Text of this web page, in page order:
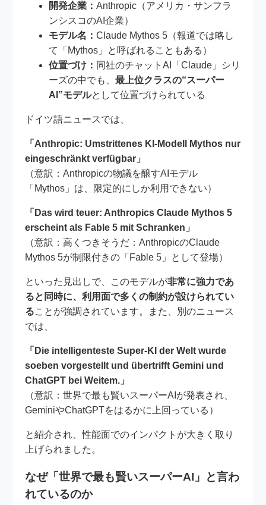
開発企業：Anthropic（アメリカ・サンフラ
ンシスコのAI企業）
モデル名：Claude Mythos 5（報道では略し
て「Mythos」と呼ばれることもある）
位置づけ： 同社のチャットAI「Claude」シリ
ーズの中でも、最上位クラスの“スーパー
AI”モデルとして位置づけられている
ドイツ語ニュースでは、
「Anthropic: Umstrittenes KI-Modell Mythos nur
eingeschränkt verfügbar」
（意訳：Anthropicの物議を醸すAIモデル
「Mythos」は、限定的にしか利用できない）
「Das wird teuer: Anthropics Claude Mythos 5
erscheint als Fable 5 mit Schranken」
（意訳：高くつきそうだ：AnthropicのClaude
Mythos 5が制限付きの「Fable 5」として登場）
といった見出しで、このモデルが非常に強力であ
ると同時に、利用面で多くの制約が設けられてい
ることが強調されています。また、別のニュース
では、
「Die intelligenteste Super-KI der Welt wurde
soeben vorgestellt und übertrifft Gemini und
ChatGPT bei Weitem.」
（意訳：世界で最も賢いスーパーAIが発表され、
GeminiやChatGPTをはるかに上回っている）
と紹介され、性能面でのインパクトが大きく取り
上げられました。
なぜ「世界で最も賢いスーパーAI」と言わ
れているのか